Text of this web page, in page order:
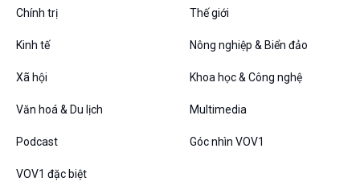
Chuyện đêm
VOV1 đặc biệt
Chính trị Thế giới
Kinh tế Nông nghiệp & Biển đảo
Xã hội Khoa học & Công nghệ
Văn hoá & Du lịch Multimedia
Podcast Góc nhìn VOV1
VOV1 đặc biệt